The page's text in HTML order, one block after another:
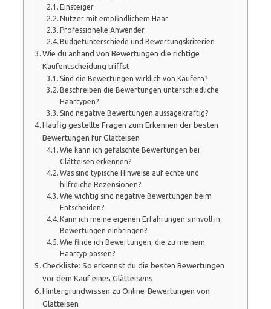
Einsteiger
Nutzer mit empfindlichem Haar
Professionelle Anwender
Budgetunterschiede und Bewertungskriterien
Wie du anhand von Bewertungen die richtige
Kaufentscheidung triffst
Sind die Bewertungen wirklich von Käufern?
Beschreiben die Bewertungen unterschiedliche
Haartypen?
Sind negative Bewertungen aussagekräftig?
Häufig gestellte Fragen zum Erkennen der besten
Bewertungen für Glätteisen
Wie kann ich gefälschte Bewertungen bei
Glätteisen erkennen?
Was sind typische Hinweise auf echte und
hilfreiche Rezensionen?
Wie wichtig sind negative Bewertungen beim
Entscheiden?
Kann ich meine eigenen Erfahrungen sinnvoll in
Bewertungen einbringen?
Wie finde ich Bewertungen, die zu meinem
Haartyp passen?
Checkliste: So erkennst du die besten Bewertungen
vor dem Kauf eines Glätteisens
Hintergrundwissen zu Online-Bewertungen von
Glätteisen